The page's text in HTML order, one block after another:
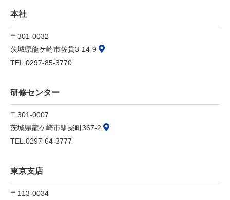
本社
〒301-0032
茨城県龍ケ崎市佐貫3-14-9
TEL.0297-85-3770
研修センター
〒301-0007
茨城県龍ケ崎市馴柴町367-2
TEL.0297-64-3777
東京支店
〒113-0034